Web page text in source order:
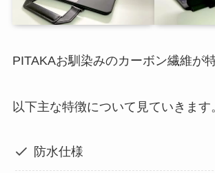
PITAKAお馴染みのカーボン繊維が
以下主な特徴について見ていきます
防水仕様